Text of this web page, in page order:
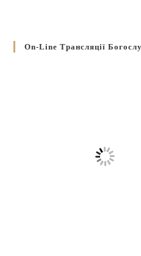
On-Line Трансляції